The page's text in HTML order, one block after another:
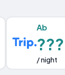
Ab
/ night